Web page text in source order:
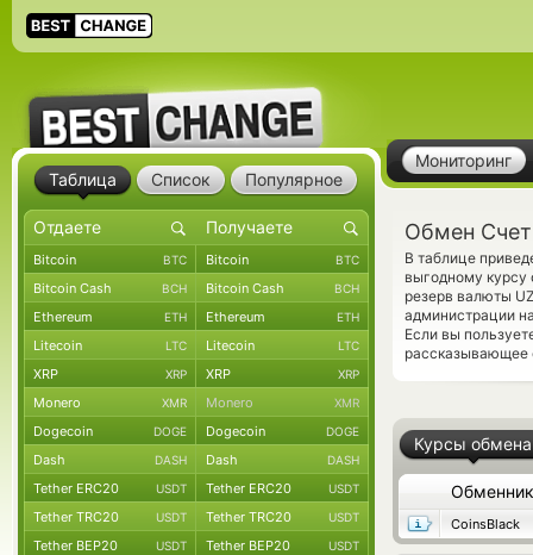
Мониторинг
Обмен Счет
В таблице
выгодному курсу
резерв валюты
администрации
Если вы
рассказывающее
Курсы обмена
Обменник
CoinsBlack
Таблица Список Популярное
Bitcoin BTC Bitcoin BTC
Bitcoin Cash BCH Bitcoin Cash BCH
Ethereum ETH Ethereum ETH
Litecoin LTC Litecoin LTC
XRP XRP XRP XRP
Monero XMR Monero XMR
Dogecoin DOGE Dogecoin DOGE
Dash DASH Dash DASH
Tether ERC20 USDT Tether ERC20 USDT
Tether TRC20 USDT Tether TRC20 USDT
Tether BEP20 USDT Tether BEP20 USDT